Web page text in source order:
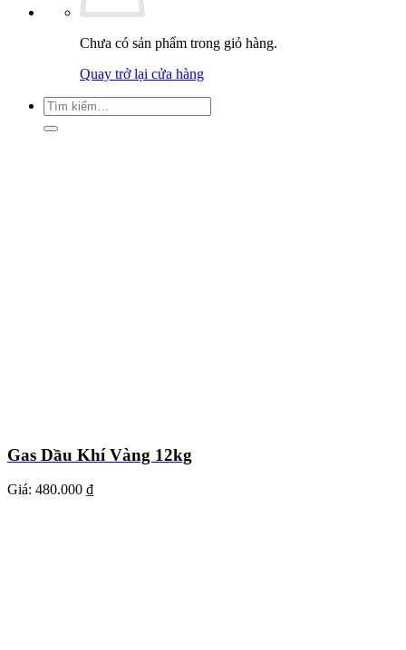
Chưa có sản phẩm trong giỏ hàng.
Quay trở lại cửa hàng
Tìm
kiếm:
Gas Dầu Khí Vàng 12kg
Giá: 480.000 ₫